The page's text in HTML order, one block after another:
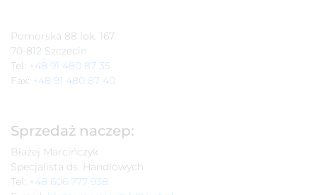
Pomorska 88 lok. 167
70-812 Szczecin
Tel: +48 91 480 87 35
Fax: +48 91 480 87 40
Sprzedaż naczep:
Błażej Marcińczyk
Specjalista ds. Handlowych
Tel: +48 606 777 938